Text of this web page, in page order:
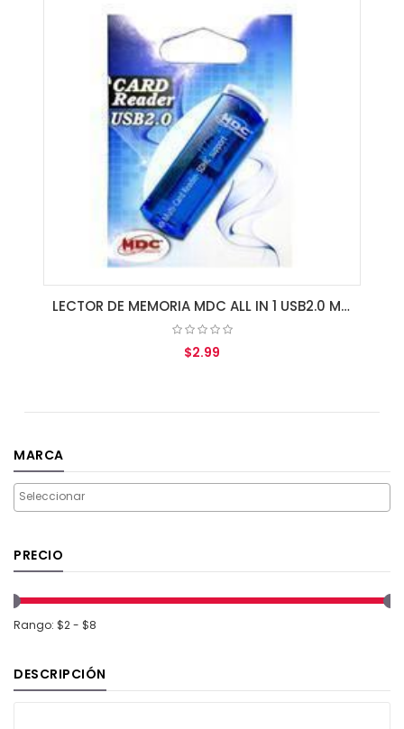
LECTOR DE MEMORIA MDC ALL IN 1 USB2.0 MDC-502 MOD. KT-0034
$2.99
MARCA
PRECIO
Rango: $2 - $8
DESCRIPCIÓN